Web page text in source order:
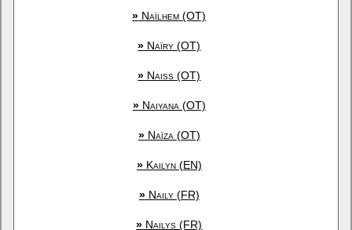
» Naïlhem (OT)
» Naïry (OT)
» Naiss (OT)
»Naiyana (OT)
»Naïza (OT)
»Kailyn (EN)
»Naily (FR)
» Nailys (FR)